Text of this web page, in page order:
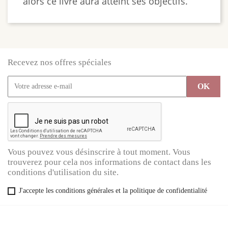
Recevez nos offres spéciales
Vous pouvez vous désinscrire à tout moment. Vous
trouverez pour cela nos informations de contact dans les
conditions d'utilisation du site.
J'accepte les conditions générales et la politique de confidentialité